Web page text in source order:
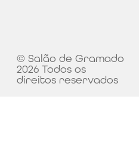
© Salão de Gramado
2026 Todos os
direitos reservados